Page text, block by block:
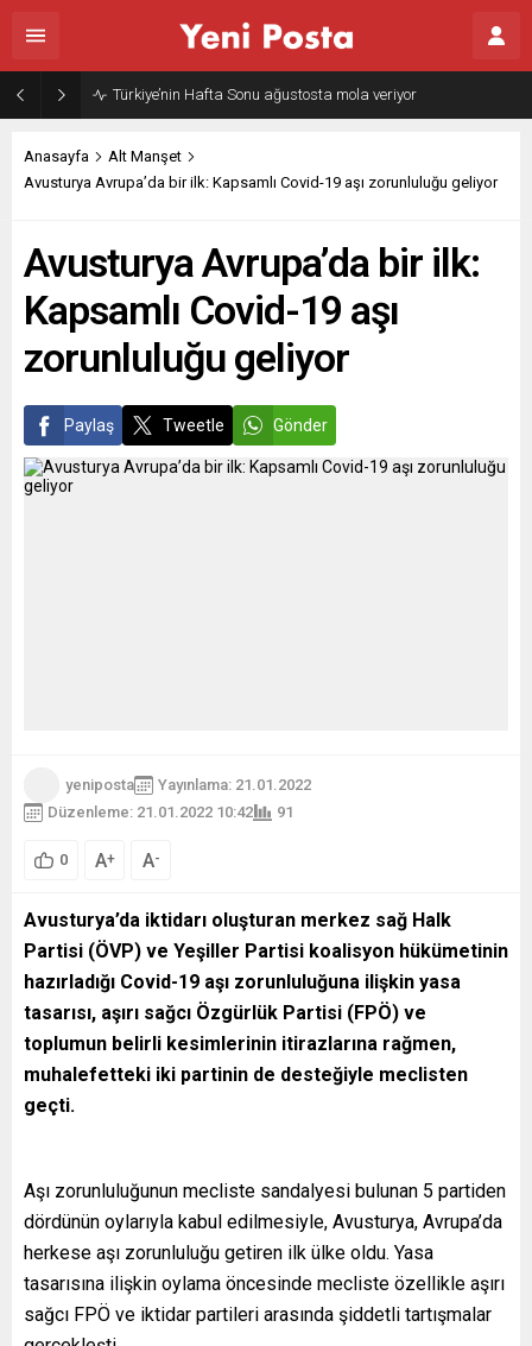
Türkiye’nin Hafta Sonu ağustosta mola veriyor
Anasayfa
Alt Manşet
Avusturya Avrupa’da bir ilk: Kapsamlı Covid-19 aşı zorunluluğu geliyor
Avusturya Avrupa’da bir ilk:
Kapsamlı Covid-19 aşı
zorunluluğu geliyor
Paylaş Tweetle Gönder
yeniposta
Yayınlama: 21.01.2022
Düzenleme: 21.01.2022 10:42
91
0 A+ A-
Avusturya’da iktidarı oluşturan merkez sağ Halk
Partisi (ÖVP) ve Yeşiller Partisi koalisyon hükümetinin
hazırladığı Covid-19 aşı zorunluluğuna ilişkin yasa
tasarısı, aşırı sağcı Özgürlük Partisi (FPÖ) ve
toplumun belirli kesimlerinin itirazlarına rağmen,
muhalefetteki iki partinin de desteğiyle meclisten
geçti.
Aşı zorunluluğunun mecliste sandalyesi bulunan 5 partiden
dördünün oylarıyla kabul edilmesiyle, Avusturya, Avrupa’da
herkese aşı zorunluluğu getiren ilk ülke oldu. Yasa
tasarısına ilişkin oylama öncesinde mecliste özellikle aşırı
sağcı FPÖ ve iktidar partileri arasında şiddetli tartışmalar